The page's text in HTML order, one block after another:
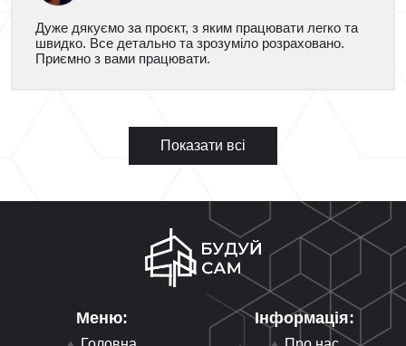
Дуже дякуємо за проєкт, з яким працювати легко та
швидко. Все детально та зрозуміло розраховано.
Приємно з вами працювати.
Показати всі
Меню: Інформація: